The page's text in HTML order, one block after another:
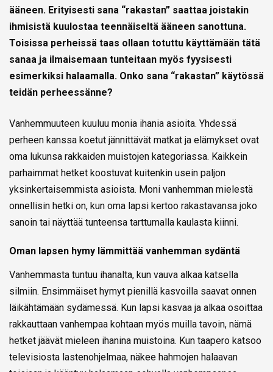
ääneen. Erityisesti sana “rakastan” saattaa joistakin
ihmisistä kuulostaa teennäiseltä ääneen sanottuna.
Toisissa perheissä taas ollaan totuttu käyttämään tätä
sanaa ja ilmaisemaan tunteitaan myös fyysisesti
esimerkiksi halaamalla. Onko sana “rakastan” käytössä
teidän perheessänne?
Vanhemmuuteen kuuluu monia ihania asioita. Yhdessä
perheen kanssa koetut jännittävät matkat ja elämykset ovat
oma lukunsa rakkaiden muistojen kategoriassa. Kaikkein
parhaimmat hetket koostuvat kuitenkin usein paljon
yksinkertaisemmista asioista. Moni vanhemman mielestä
onnellisin hetki on, kun oma lapsi kertoo rakastavansa joko
sanoin tai näyttää tunteensa tarttumalla kaulasta kiinni.
Oman lapsen hymy lämmittää vanhemman sydäntä
Vanhemmasta tuntuu ihanalta, kun vauva alkaa katsella
silmiin. Ensimmäiset hymyt pienillä kasvoilla saavat onnen
läikähtämään sydämessä. Kun lapsi kasvaa ja alkaa osoittaa
rakkauttaan vanhempaa kohtaan myös muilla tavoin, nämä
hetket jäävät mieleen ihanina muistoina. Kun taapero katsoo
televisiosta lastenohjelmaa, näkee hahmojen halaavan